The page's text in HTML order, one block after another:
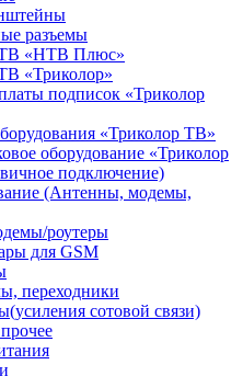
разъемы
ТВ «НТВ Плюс»
«Триколор»
подписок «Триколор
«Триколор ТВ»
оборудование «Триколор
подключение)
(Антенны, модемы,
роутеры
для GSM
переходники
сотовой связи)